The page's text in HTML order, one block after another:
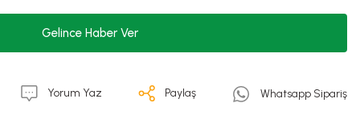
Gelince Haber Ver
Yorum Yaz Paylaş Whatsapp Sipariş